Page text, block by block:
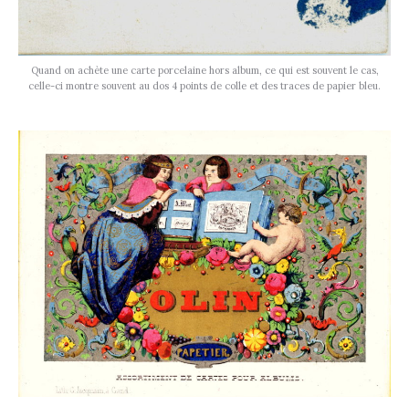
Quand on achète une carte porcelaine hors album, ce qui est souvent le cas,
celle-ci montre souvent au dos 4 points de colle et des traces de papier bleu.